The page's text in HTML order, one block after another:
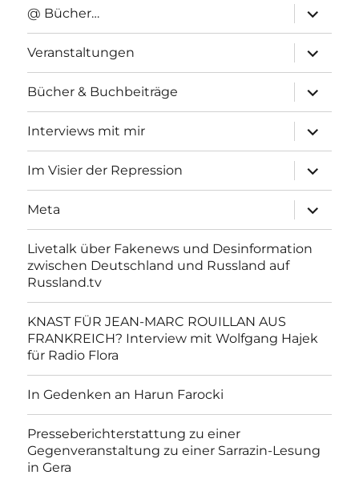
@ Bücher…
anzeigen
Veranstaltungen
anzeigen
Bücher & Buchbeiträge
anzeigen
Interviews mit mir
anzeigen
Im Visier der Repression
anzeigen
Meta
anzeigen
Livetalk über Fakenews und Desinformation
zwischen Deutschland und Russland auf
Russland.tv
KNAST FÜR JEAN-MARC ROUILLAN AUS
FRANKREICH? Interview mit Wolfgang Hajek
für Radio Flora
In Gedenken an Harun Farocki
Presseberichterstattung zu einer
Gegenveranstaltung zu einer Sarrazin-Lesung
in Gera